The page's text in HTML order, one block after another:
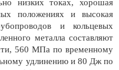
низких токах, хорошая
положениях и высокая
и кольцевых
металла составляют
560 МПа по временному
удлинению и 80 Дж по